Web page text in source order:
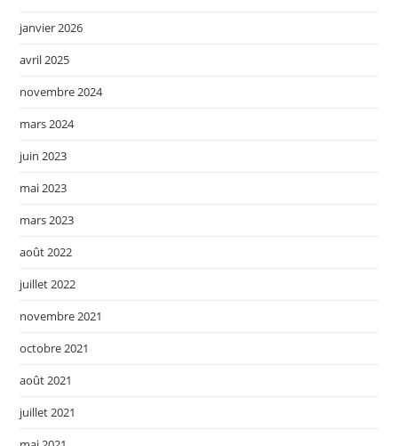
janvier 2026
avril 2025
novembre 2024
mars 2024
juin 2023
mai 2023
mars 2023
août 2022
juillet 2022
novembre 2021
octobre 2021
août 2021
juillet 2021